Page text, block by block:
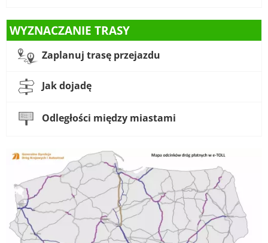
WYZNACZANIE TRASY
Zaplanuj trasę przejazdu
Jak dojadę
Odległości między miastami